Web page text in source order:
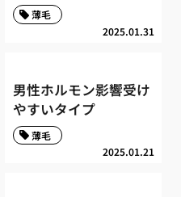
2025.01.31
薄毛
男性ホルモン影響受け
やすいタイプ
2025.01.21
薄毛